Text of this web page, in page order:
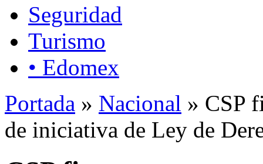
Seguridad
Turismo
• Edomex
Portada » Nacional » CSP
de iniciativa de Ley de